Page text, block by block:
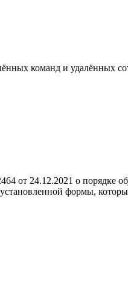
команд и удалённых
от 24.12.2021 о порядке
формы,